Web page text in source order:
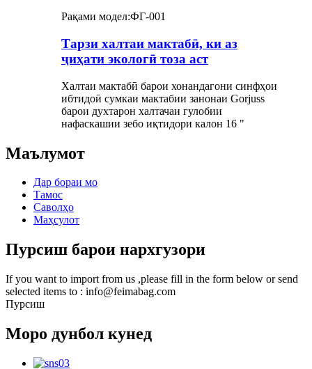
Рақами модел:ФГ-001
Тарзи халтаи мактабӣ, ки аз
ҷиҳати экологӣ тоза аст
Халтаи мактабӣ барои хонандагони синфҳои
ибтидоӣ сумкаи мактабии занонаи Gorjuss
барои духтарон халтачаи гулобии
нафаскашии зебо иқтидори калон 16 "
Маълумот
Дар бораи мо
Тамос
Саволҳо
Маҳсулот
Пурсиш барои нархгузори
If you want to import from us ,please fill in the form below or send
selected items to : info@feimabag.com
Пурсиш
Моро дунбол кунед